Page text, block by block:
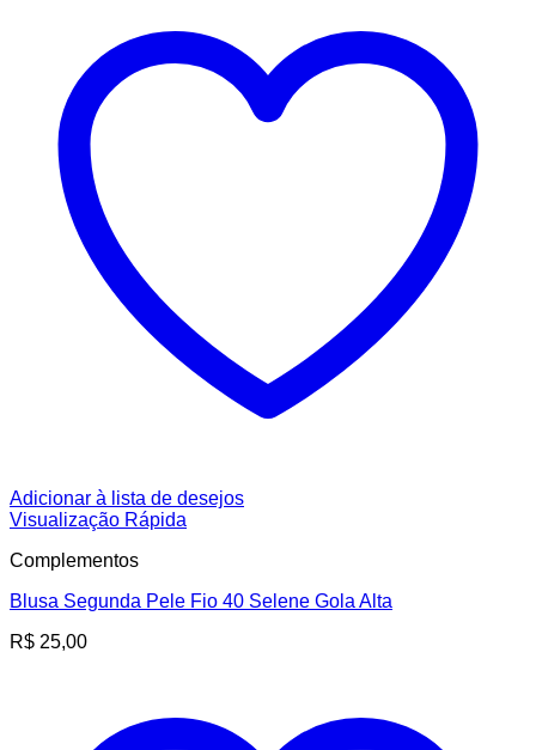
Adicionar à lista de desejos
Visualização Rápida
Complementos
Blusa Segunda Pele Fio 40 Selene Gola Alta
R$ 25,00